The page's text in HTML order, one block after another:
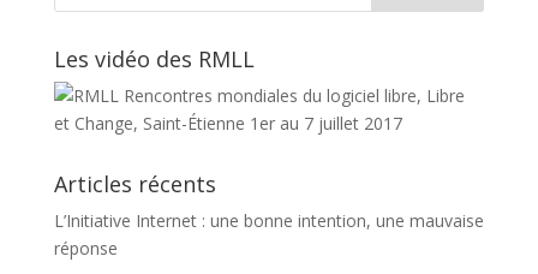
Les vidéo des RMLL
Articles récents
L’Initiative Internet : une bonne intention, une mauvaise
réponse